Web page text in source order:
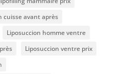
cuisse avant après
Liposuccion homme ventre
Liposuccion ventre prix